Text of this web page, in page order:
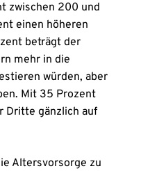
zwischen 200 und
einen höheren
beträgt der
mehr in die
würden, aber
Mit 35 Prozent
Dritte gänzlich auf
Altersvorsorge zu